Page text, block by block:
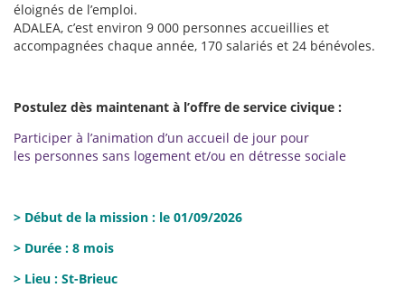
éloignés de l’emploi.
ADALEA, c’est environ 9 000 personnes accueillies et
accompagnées chaque année, 170 salariés et 24 bénévoles.
Postulez dès maintenant à l’offre de service civique :
Participer à l’animation d’un accueil de jour pour
les personnes sans logement et/ou en détresse sociale
> Début de la mission : le 01/09/2026
> Durée : 8 mois
> Lieu : St-Brieuc